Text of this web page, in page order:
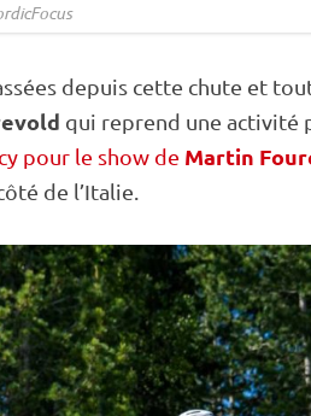
depuis cette chute et
qui reprend une activité
pour le show de Martin
de l’Italie.